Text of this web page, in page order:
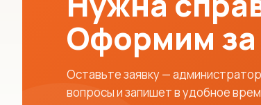
Оформим за
Оставьте заявку —
вопросы и запишет в удобное